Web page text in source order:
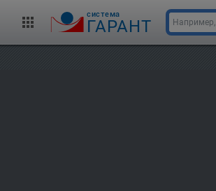
cистема
ГАРАНТ Например,